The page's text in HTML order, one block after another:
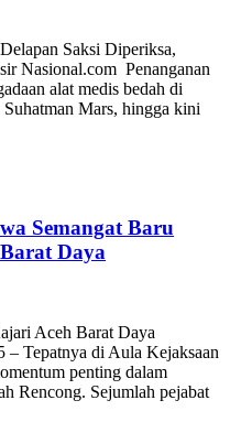
Saksi Diperiksa,
Nasional.com Penanganan
alat medis bedah di
Mars, hingga kini
Semangat Baru
Daya
Aceh Barat Daya
Tepatnya di Aula Kejaksaan
penting dalam
Rencong. Sejumlah pejabat